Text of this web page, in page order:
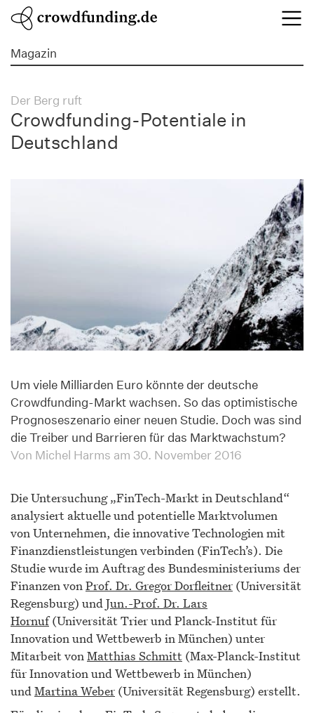
Magazin
Der Berg ruft
Crowdfunding-Potentiale in
Deutschland
Um viele Milliarden Euro könnte der deutsche
Crowdfunding-Markt wachsen. So das optimistische
Prognoseszenario einer neuen Studie. Doch was sind
die Treiber und Barrieren für das Marktwachstum?
Von Michel Harms am 30. November 2016
Die Untersuchung „FinTech-Markt in Deutschland“
analysiert aktuelle und potentielle Marktvolumen
von Unternehmen, die innovative Technologien mit
Finanzdienstleistungen verbinden (FinTech’s). Die
Studie wurde im Auftrag des Bundesministeriums der
Finanzen von Prof. Dr. Gregor Dorfleitner (Universität
Regensburg) und Jun.-Prof. Dr. Lars
Hornuf(Universität Trier und Planck-Institut für
Innovation und Wettbewerb in München) unter
Mitarbeit von Matthias Schmitt (Max-Planck-Institut
für Innovation und Wettbewerb in München)
und Martina Weber (Universität Regensburg) erstellt.